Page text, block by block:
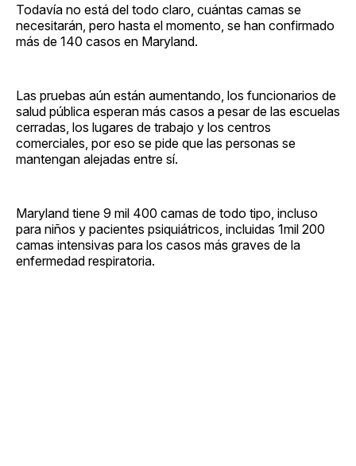
Todavía no está del todo claro, cuántas camas se
necesitarán, pero hasta el momento, se han confirmado
más de 140 casos en Maryland.
Las pruebas aún están aumentando, los funcionarios de
salud pública esperan más casos a pesar de las escuelas
cerradas, los lugares de trabajo y los centros
comerciales, por eso se pide que las personas se
mantengan alejadas entre sí.
Maryland tiene 9 mil 400 camas de todo tipo, incluso
para niños y pacientes psiquiátricos, incluidas 1mil 200
camas intensivas para los casos más graves de la
enfermedad respiratoria.